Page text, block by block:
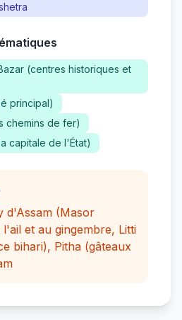
(centres historiques et
principal)
chemins de fer)
capitale de l'État)
d'Assam (Masor
et au gingembre, Litti
bihari), Pitha (gâteaux